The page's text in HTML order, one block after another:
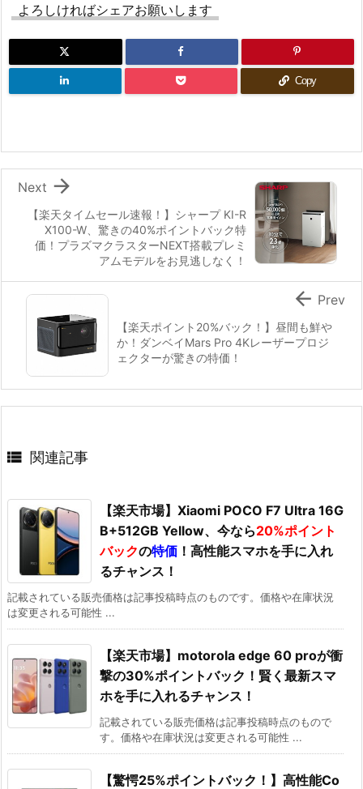
よろしければシェアお願いします
Copy
【楽天タイムセール速報！】シャープ KI-R
X100-W、驚きの40%ポイントバック特
価！プラズマクラスターNEXT搭載プレミ
アムモデルをお見逃しなく！

Next
【楽天ポイント20%バック！】昼間も鮮や
か！ダンベイMars Pro 4Kレーザープロジ
ェクターが驚きの特価！
 Prev
 関連記事
【楽天市場】Xiaomi POCO F7 Ultra 16G
B+512GB Yellow、今なら20%ポイント
バックの特価 ！高性能スマホを手に入れ
るチャンス！
記載されている販売価格は記事投稿時点のものです。価格や在庫状況
は変更される可能性 ...
【楽天市場】motorola edge 60 proが衝
撃の30%ポイントバック！賢く最新スマ
ホを手に入れるチャンス！
記載されている販売価格は記事投稿時点のもので
す。価格や在庫状況は変更される可能性 ...
【驚愕25%ポイントバック！】高性能Co